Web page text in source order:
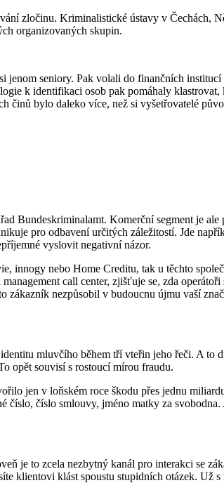
zločinu. Kriminalistické ústavy v Čechách,
organizovaných skupin.
seniory. Pak volali do finančních
k identifikaci osob pak pomáhaly
činů bylo daleko více, než si vyšetřovatelé
Bundeskriminalamt. Komerční segment je ale
pro odbavení určitých záležitostí. Jde
vyslovit negativní názor.
innogy nebo Home Creditu, tak u těchto
call center, zjišťuje se, zda
nezpůsobil v budoucnu újmu vaší
mluvčího během tří vteřin jeho řeči. A to
opět souvisí s rostoucí mírou fraudu.
jen v loňském roce škodu přes jednu
číslo smlouvy, jméno matky za
je to zcela nezbytný kanál pro interakci se
klientovi klást spoustu stupidních otázek. Už